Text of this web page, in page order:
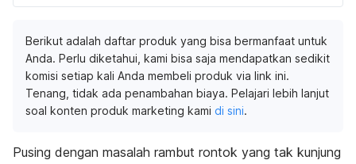
Berikut adalah daftar produk yang bisa bermanfaat untuk
Anda. Perlu diketahui, kami bisa saja mendapatkan sedikit
komisi setiap kali Anda membeli produk via link ini.
Tenang, tidak ada penambahan biaya. Pelajari lebih lanjut
soal konten produk marketing kami di sini.
Pusing dengan masalah rambut rontok yang tak kunjung